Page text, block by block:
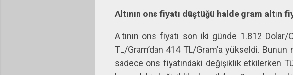
Altının ons fiyatı düştüğü halde gram altın
Altının ons fiyatı son iki günde 1.812 Dolar/
TL/Gram’dan 414 TL/Gram’a yükseldi. Bunun
sadece ons fiyatındaki değişiklik etkilerken